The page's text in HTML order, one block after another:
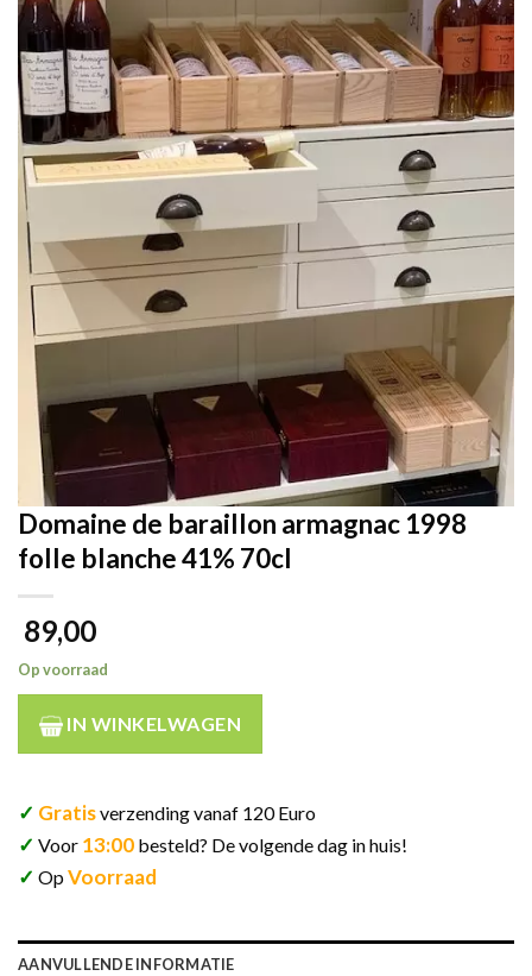
Domaine de baraillon armagnac 1998
folle blanche 41% 70cl
89,00
Op voorraad
IN WINKELWAGEN
✓ Gratisverzending vanaf 120 Euro
✓ Voor 13:00 besteld? De volgende dag in huis!
✓ OpVoorraad
AANVULLENDE INFORMATIE